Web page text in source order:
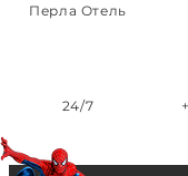
Перла Отель
24/7